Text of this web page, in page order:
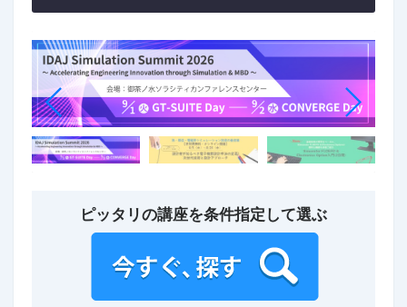
ピッタリの講座を条件指定して選ぶ